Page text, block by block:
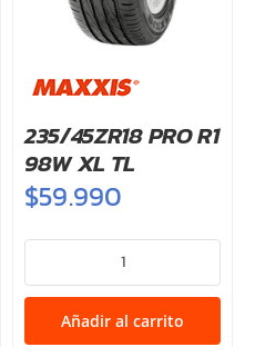
235/45ZR18 PRO R1
98W XL TL
$59.990
PRO
R1
Añadir al carrito